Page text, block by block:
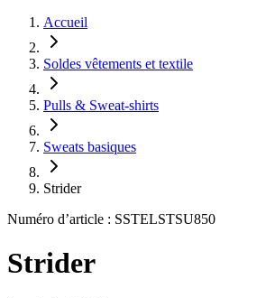
Accueil
Soldes vêtements et textile
Pulls & Sweat-shirts
Sweats basiques
Strider
Numéro d’article : SSTELSTSU850
Strider